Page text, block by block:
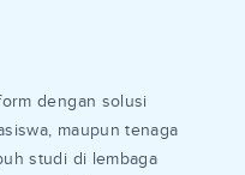
dengan solusi
maupun tenaga
studi di lembaga